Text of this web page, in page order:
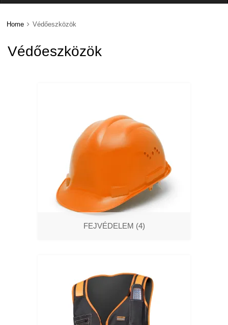
Home Védőeszközök
Védőeszközök
FEJVÉDELEM (4)